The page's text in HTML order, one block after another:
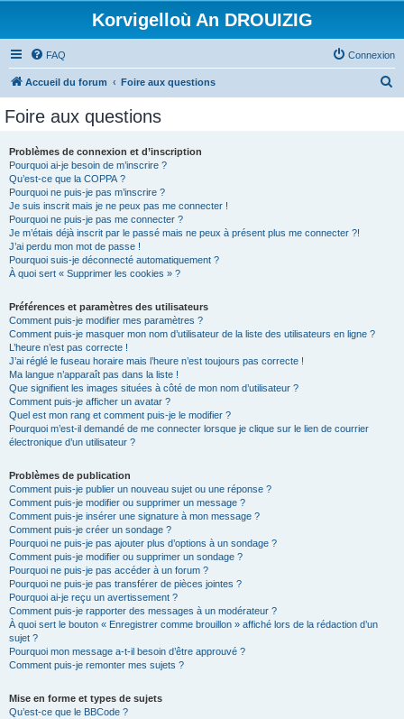
Korvigelloù An DROUIZIG
FAQ Connexion
Accueil du forum Foire aux questions
Foire aux questions
Problèmes de connexion et d’inscription
Pourquoi ai-je besoin de m’inscrire ?
Qu’est-ce que la COPPA ?
Pourquoi ne puis-je pas m’inscrire ?
Je suis inscrit mais je ne peux pas me connecter !
Pourquoi ne puis-je pas me connecter ?
Je m’étais déjà inscrit par le passé mais ne peux à présent plus me connecter ?!
J’ai perdu mon mot de passe !
Pourquoi suis-je déconnecté automatiquement ?
À quoi sert « Supprimer les cookies » ?
Préférences et paramètres des utilisateurs
Comment puis-je modifier mes paramètres ?
Comment puis-je masquer mon nom d’utilisateur de la liste des utilisateurs en ligne ?
L’heure n’est pas correcte !
J’ai réglé le fuseau horaire mais l’heure n’est toujours pas correcte !
Ma langue n’apparaît pas dans la liste !
Que signifient les images situées à côté de mon nom d’utilisateur ?
Comment puis-je afficher un avatar ?
Quel est mon rang et comment puis-je le modifier ?
Pourquoi m’est-il demandé de me connecter lorsque je clique sur le lien de courrier
électronique d’un utilisateur ?
Problèmes de publication
Comment puis-je publier un nouveau sujet ou une réponse ?
Comment puis-je modifier ou supprimer un message ?
Comment puis-je insérer une signature à mon message ?
Comment puis-je créer un sondage ?
Pourquoi ne puis-je pas ajouter plus d’options à un sondage ?
Comment puis-je modifier ou supprimer un sondage ?
Pourquoi ne puis-je pas accéder à un forum ?
Pourquoi ne puis-je pas transférer de pièces jointes ?
Pourquoi ai-je reçu un avertissement ?
Comment puis-je rapporter des messages à un modérateur ?
À quoi sert le bouton « Enregistrer comme brouillon » affiché lors de la rédaction d’un
sujet ?
Pourquoi mon message a-t-il besoin d’être approuvé ?
Comment puis-je remonter mes sujets ?
Mise en forme et types de sujets
Qu’est-ce que le BBCode ?